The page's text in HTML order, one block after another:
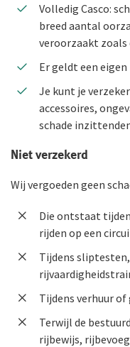
Groothandel
Horeca
Zakelijke
Vind een adviseur bij
De Preventiezaak
Het
Advies op maat
Met een
jou
Voor ondernemers
Voor adviseurs
Voor expats
Service en contact
Service en contact
Contactformulier
Klachtenregeling
Over De Goudse
Over De Goudse
Wie wij zijn
Onze organisatie
Onze cijfers
Ons beleid
Tevreden klanten
Duurzaam ondernemen
Samenwerking met
Werken bij De Goudse
Fondsen en koersen
Volledig Casco:
breed aantal
veroorzaakt zoals
Er geldt een eigen
Je kunt je
accessoires,
schade
Niet verzekerd
Wij vergoeden geen
Die ontstaat
rijden op een
Tijdens
Tijdens verhuur
Terwijl de
rijbewijs,